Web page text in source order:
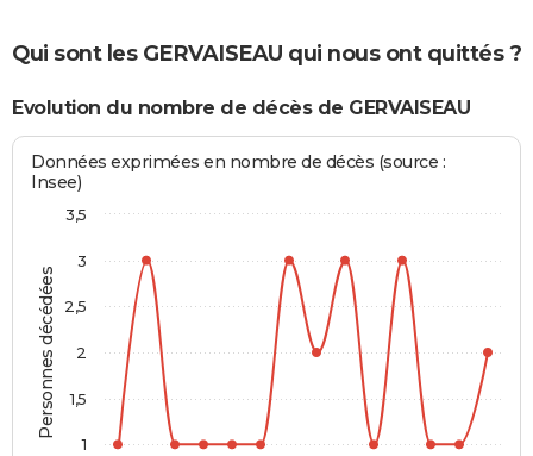
Qui sont les GERVAISEAU qui nous ont quittés ?
Evolution du nombre de décès de GERVAISEAU
Personnes décédées
Données exprimées en nombre de décès (source :
Insee)
1
1,5
2
2,5
3
3,5